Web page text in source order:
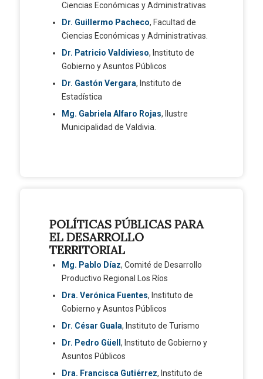
Ciencias Económicas y Administrativas
Dr. Guillermo Pacheco, Facultad de
Ciencias Económicas y Administrativas.
Dr. Patricio Valdivieso, Instituto de
Gobierno y Asuntos Públicos
Dr. Gastón Vergara, Instituto de
Estadística
Mg. Gabriela Alfaro Rojas, Ilustre
Municipalidad de Valdivia.
POLÍTICAS PÚBLICAS PARA
EL DESARROLLO
TERRITORIAL
Mg. Pablo Díaz, Comité de Desarrollo
Productivo Regional Los Ríos
Dra. Verónica Fuentes, Instituto de
Gobierno y Asuntos Públicos
Dr. César Guala, Instituto de Turismo
Dr. Pedro Güell , Instituto de Gobierno y
Asuntos Públicos
Dra. Francisca Gutiérrez, Instituto de